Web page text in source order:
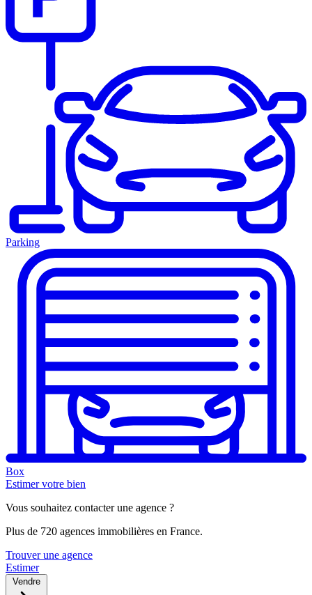
Parking
Box
Estimer votre bien
Vous souhaitez contacter une agence ?
Plus de 720 agences immobilières en France.
Trouver une agence
Estimer
Vendre